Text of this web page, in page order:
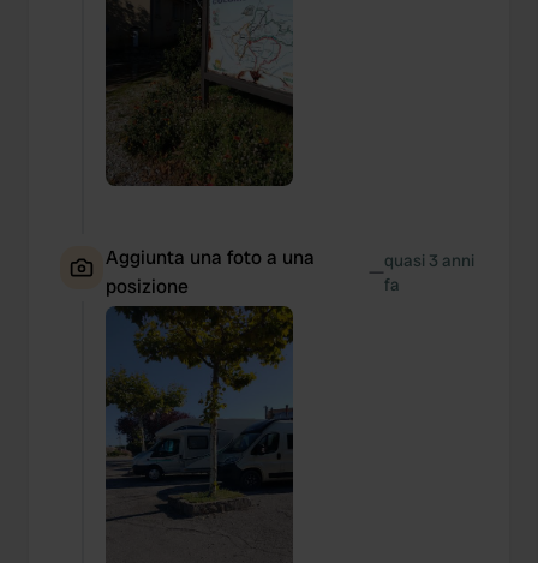
Aggiunta una foto a una
posizione
—quasi 3 anni
fa